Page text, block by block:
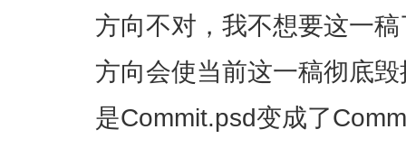
方向不对，我不想要这一
方向会使当前这一稿彻底
是Commit.psd变成了